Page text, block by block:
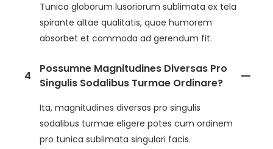
Tunica globorum lusoriorum sublimata ex tela
spirante altae qualitatis, quae humorem
absorbet et commoda ad gerendum fit.
4
Possumne Magnitudines Diversas Pro
Singulis Sodalibus Turmae Ordinare?
Ita, magnitudines diversas pro singulis
sodalibus turmae eligere potes cum ordinem
pro tunica sublimata singulari facis.